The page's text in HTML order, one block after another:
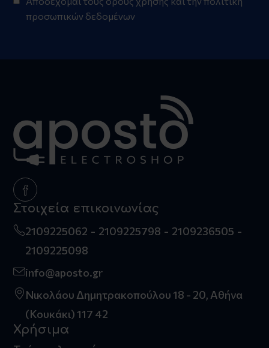
προσωπικών δεδομένων
Στοιχεία επικοινωνίας
2109225062 2109225798
2109236505
2109225098
info@aposto.gr
Νικολάου Δημητρακοπούλου 18 - 20, Αθήνα
(Κουκάκι) 117 42
Χρήσιμα